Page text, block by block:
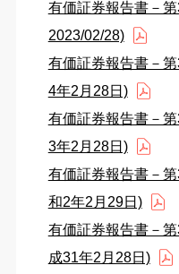
有価証券報告書－
2023/02/28)
有価証券報告書－
4年2月28日)
有価証券報告書－
3年2月28日)
有価証券報告書－
和2年2月29日)
有価証券報告書－
成31年2月28日)